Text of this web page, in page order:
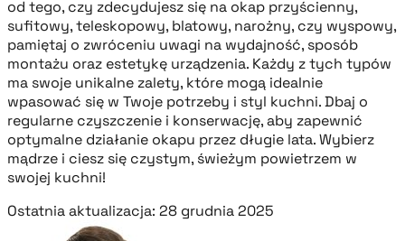
od tego, czy zdecydujesz się na okap przyścienny,
sufitowy, teleskopowy, blatowy, narożny, czy wyspowy,
pamiętaj o zwróceniu uwagi na wydajność, sposób
montażu oraz estetykę urządzenia. Każdy z tych typów
ma swoje unikalne zalety, które mogą idealnie
wpasować się w Twoje potrzeby i styl kuchni. Dbaj o
regularne czyszczenie i konserwację, aby zapewnić
optymalne działanie okapu przez długie lata. Wybierz
mądrze i ciesz się czystym, świeżym powietrzem w
swojej kuchni!
Ostatnia aktualizacja: 28 grudnia 2025